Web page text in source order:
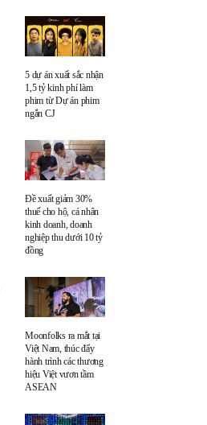
5 dự án xuất sắc nhận
1,5 tỷ kinh phí làm
phim từ Dự án phim
ngắn CJ
Đề xuất giảm 30%
thuế cho hộ, cá nhân
kinh doanh, doanh
nghiệp thu dưới 10 tỷ
đồng
Moonfolks ra mắt tại
Việt Nam, thúc đẩy
hành trình các thương
hiệu Việt vươn tầm
ASEAN